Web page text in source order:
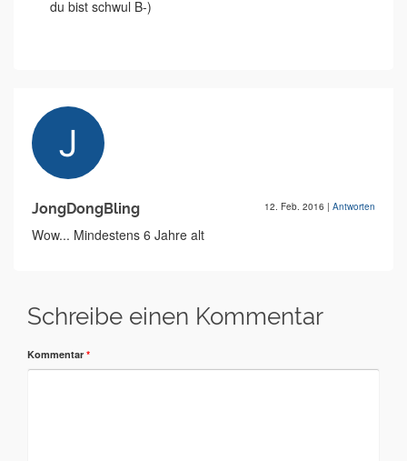
du bist schwul B-)
JongDongBling 12. Feb. 2016 | Antworten
Wow... Mindestens 6 Jahre alt
Schreibe einen Kommentar
Kommentar *